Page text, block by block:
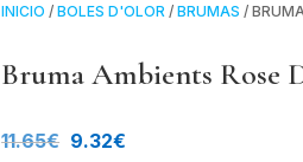
INICIO /BOLES D'OLOR /BRUMAS /
Bruma Ambients Rose
11.65€ El
9.32€